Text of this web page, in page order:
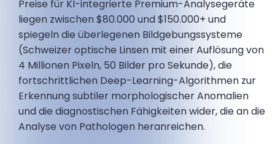
Preise für KI-integrierte Premium-Analysegeräte
liegen zwischen $80.000 und $150.000+ und
spiegeln die überlegenen Bildgebungssysteme
(Schweizer optische Linsen mit einer Auflösung von
4 Millionen Pixeln, 50 Bilder pro Sekunde), die
fortschrittlichen Deep-Learning-Algorithmen zur
Erkennung subtiler morphologischer Anomalien
und die diagnostischen Fähigkeiten wider, die an die
Analyse von Pathologen heranreichen.